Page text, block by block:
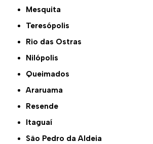
Mesquita
Teresópolis
Rio das Ostras
Nilópolis
Queimados
Araruama
Resende
Itaguaí
São Pedro da Aldeia